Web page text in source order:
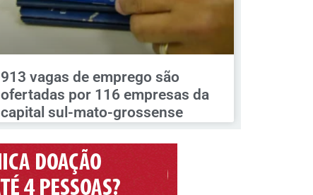
913 vagas de emprego são
ofertadas por 116 empresas da
capital sul-mato-grossense